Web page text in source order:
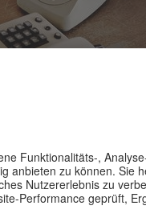
Serie Qaddafi Intelligence